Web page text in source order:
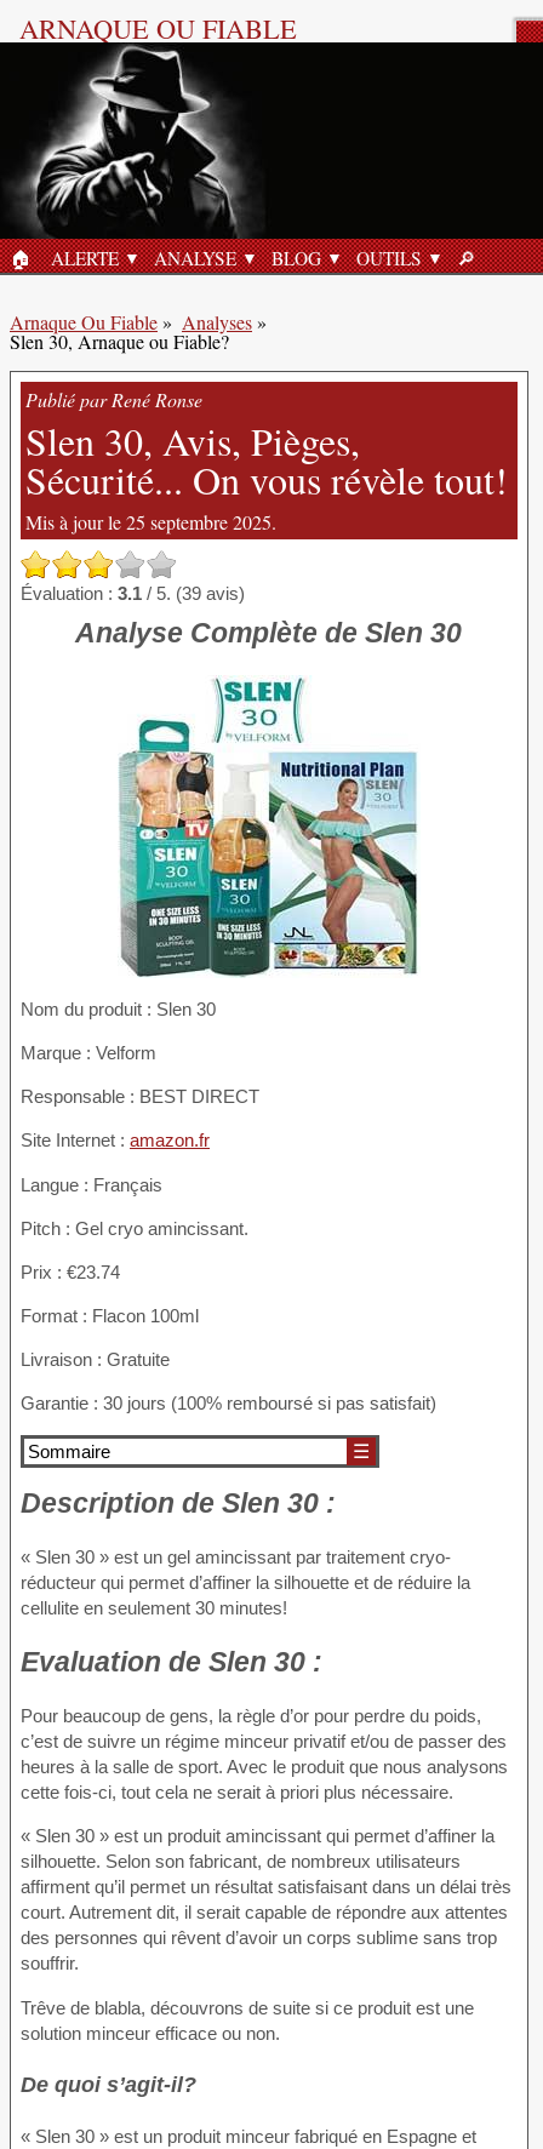
ARNAQUE OU FIABLE
ACCUEIL
🏠︎ ALERTE ANALYSE BLOG OUTILS 🔎︎
Arnaque Ou Fiable» Analyses»
Slen 30, Arnaque ou Fiable?
Publié par René Ronse
Slen 30, Avis, Pièges,
Sécurité... On vous révèle tout!
Mis à jour le 25 septembre 2025.
Évaluation : 3.1 / 5. (39 avis)
Analyse Complète de Slen 30
Nom du produit : Slen 30
Marque : Velform
Responsable : BEST DIRECT
Site Internet : amazon.fr
Langue : Français
Pitch : Gel cryo amincissant.
Prix : €23.74
Format : Flacon 100ml
Livraison : Gratuite
Garantie : 30 jours (100% remboursé si pas satisfait)
Sommaire ☰
Description de Slen 30 :
« Slen 30 » est un gel amincissant par traitement cryo-
réducteur qui permet d’affiner la silhouette et de réduire la
cellulite en seulement 30 minutes!
Evaluation de Slen 30 :
Pour beaucoup de gens, la règle d’or pour perdre du poids,
c’est de suivre un régime minceur privatif et/ou de passer des
heures à la salle de sport. Avec le produit que nous analysons
cette fois-ci, tout cela ne serait à priori plus nécessaire.
« Slen 30 » est un produit amincissant qui permet d’affiner la
silhouette. Selon son fabricant, de nombreux utilisateurs
affirment qu’il permet un résultat satisfaisant dans un délai très
court. Autrement dit, il serait capable de répondre aux attentes
des personnes qui rêvent d’avoir un corps sublime sans trop
souffrir.
Trêve de blabla, découvrons de suite si ce produit est une
solution minceur efficace ou non.
De quoi s’agit-il?
« Slen 30 » est un produit minceur fabriqué en Espagne et